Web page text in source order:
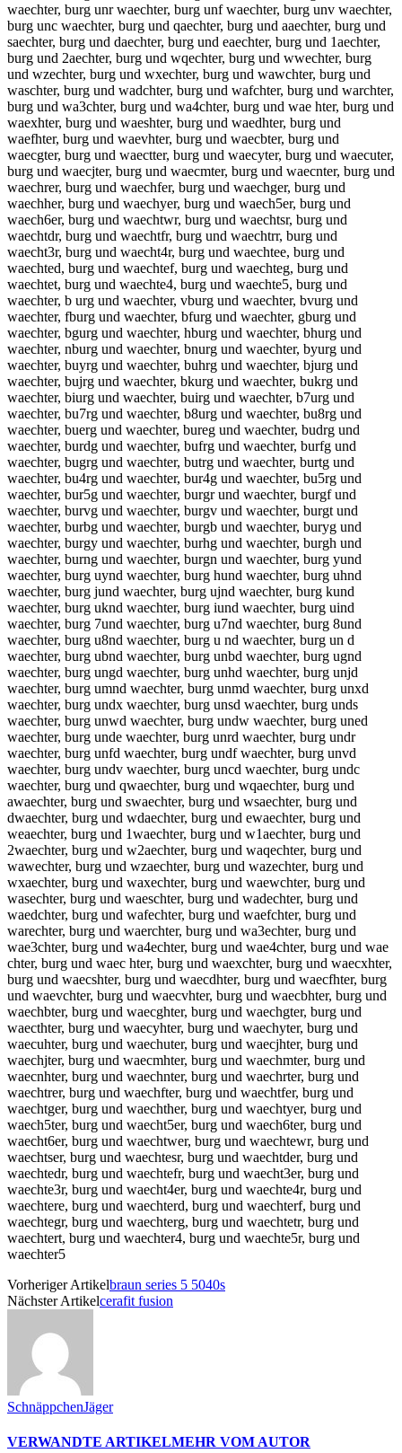
waechter, burg unr waechter, burg unf waechter, burg unv waechter,
burg unc waechter, burg und qaechter, burg und aaechter, burg und
saechter, burg und daechter, burg und eaechter, burg und 1aechter,
burg und 2aechter, burg und wqechter, burg und wwechter, burg
und wzechter, burg und wxechter, burg und wawchter, burg und
waschter, burg und wadchter, burg und wafchter, burg und warchter,
burg und wa3chter, burg und wa4chter, burg und wae hter, burg und
waexhter, burg und waeshter, burg und waedhter, burg und
waefhter, burg und waevhter, burg und waecbter, burg und
waecgter, burg und waectter, burg und waecyter, burg und waecuter,
burg und waecjter, burg und waecmter, burg und waecnter, burg und
waechrer, burg und waechfer, burg und waechger, burg und
waechher, burg und waechyer, burg und waech5er, burg und
waech6er, burg und waechtwr, burg und waechtsr, burg und
waechtdr, burg und waechtfr, burg und waechtrr, burg und
waecht3r, burg und waecht4r, burg und waechtee, burg und
waechted, burg und waechtef, burg und waechteg, burg und
waechtet, burg und waechte4, burg und waechte5, burg und
waechter, b urg und waechter, vburg und waechter, bvurg und
waechter, fburg und waechter, bfurg und waechter, gburg und
waechter, bgurg und waechter, hburg und waechter, bhurg und
waechter, nburg und waechter, bnurg und waechter, byurg und
waechter, buyrg und waechter, buhrg und waechter, bjurg und
waechter, bujrg und waechter, bkurg und waechter, bukrg und
waechter, biurg und waechter, buirg und waechter, b7urg und
waechter, bu7rg und waechter, b8urg und waechter, bu8rg und
waechter, buerg und waechter, bureg und waechter, budrg und
waechter, burdg und waechter, bufrg und waechter, burfg und
waechter, bugrg und waechter, butrg und waechter, burtg und
waechter, bu4rg und waechter, bur4g und waechter, bu5rg und
waechter, bur5g und waechter, burgr und waechter, burgf und
waechter, burvg und waechter, burgv und waechter, burgt und
waechter, burbg und waechter, burgb und waechter, buryg und
waechter, burgy und waechter, burhg und waechter, burgh und
waechter, burng und waechter, burgn und waechter, burg yund
waechter, burg uynd waechter, burg hund waechter, burg uhnd
waechter, burg jund waechter, burg ujnd waechter, burg kund
waechter, burg uknd waechter, burg iund waechter, burg uind
waechter, burg 7und waechter, burg u7nd waechter, burg 8und
waechter, burg u8nd waechter, burg u nd waechter, burg un d
waechter, burg ubnd waechter, burg unbd waechter, burg ugnd
waechter, burg ungd waechter, burg unhd waechter, burg unjd
waechter, burg umnd waechter, burg unmd waechter, burg unxd
waechter, burg undx waechter, burg unsd waechter, burg unds
waechter, burg unwd waechter, burg undw waechter, burg uned
waechter, burg unde waechter, burg unrd waechter, burg undr
waechter, burg unfd waechter, burg undf waechter, burg unvd
waechter, burg undv waechter, burg uncd waechter, burg undc
waechter, burg und qwaechter, burg und wqaechter, burg und
awaechter, burg und swaechter, burg und wsaechter, burg und
dwaechter, burg und wdaechter, burg und ewaechter, burg und
weaechter, burg und 1waechter, burg und w1aechter, burg und
2waechter, burg und w2aechter, burg und waqechter, burg und
wawechter, burg und wzaechter, burg und wazechter, burg und
wxaechter, burg und waxechter, burg und waewchter, burg und
wasechter, burg und waeschter, burg und wadechter, burg und
waedchter, burg und wafechter, burg und waefchter, burg und
warechter, burg und waerchter, burg und wa3echter, burg und
wae3chter, burg und wa4echter, burg und wae4chter, burg und wae
chter, burg und waec hter, burg und waexchter, burg und waecxhter,
burg und waecshter, burg und waecdhter, burg und waecfhter, burg
und waevchter, burg und waecvhter, burg und waecbhter, burg und
waechbter, burg und waecghter, burg und waechgter, burg und
waecthter, burg und waecyhter, burg und waechyter, burg und
waecuhter, burg und waechuter, burg und waecjhter, burg und
waechjter, burg und waecmhter, burg und waechmter, burg und
waecnhter, burg und waechnter, burg und waechrter, burg und
waechtrer, burg und waechfter, burg und waechtfer, burg und
waechtger, burg und waechther, burg und waechtyer, burg und
waech5ter, burg und waecht5er, burg und waech6ter, burg und
waecht6er, burg und waechtwer, burg und waechtewr, burg und
waechtser, burg und waechtesr, burg und waechtder, burg und
waechtedr, burg und waechtefr, burg und waecht3er, burg und
waechte3r, burg und waecht4er, burg und waechte4r, burg und
waechtere, burg und waechterd, burg und waechterf, burg und
waechtegr, burg und waechterg, burg und waechtetr, burg und
waechtert, burg und waechter4, burg und waechte5r, burg und
waechter5
Vorheriger Artikelbraun series 5 5040s
Nächster Artikelcerafit fusion
SchnäppchenJäger
VERWANDTE ARTIKELMEHR VOM AUTOR